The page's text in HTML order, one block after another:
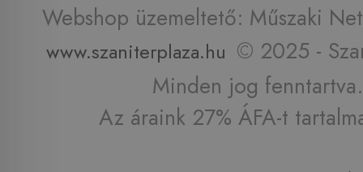
Webshop üzemeltető: Műszaki
www.szaniterplaza.hu © 2025 -
Minden jog fenntartva.
Az áraink 27% ÁFA-t